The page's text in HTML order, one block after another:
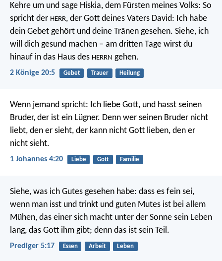
Kehre um und sage Hiskia, dem Fürsten meines Volks: So
spricht der HERR, der Gott deines Vaters David: Ich habe
dein Gebet gehört und deine Tränen gesehen. Siehe, ich
will dich gesund machen – am dritten Tage wirst du
hinauf in das Haus des HERRN gehen.
2 Könige 20:5 Gebet Trauer Heilung
Wenn jemand spricht: Ich liebe Gott, und hasst seinen
Bruder, der ist ein Lügner. Denn wer seinen Bruder nicht
liebt, den er sieht, der kann nicht Gott lieben, den er
nicht sieht.
1 Johannes 4:20 Liebe Gott Familie
Siehe, was ich Gutes gesehen habe: dass es fein sei,
wenn man isst und trinkt und guten Mutes ist bei allem
Mühen, das einer sich macht unter der Sonne sein Leben
lang, das Gott ihm gibt; denn das ist sein Teil.
Prediger 5:17 Essen Arbeit Leben